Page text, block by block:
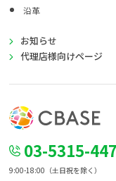
沿革
お知らせ
代理店様向けページ
03-5315-
9:00-18:00（土日祝を除く）